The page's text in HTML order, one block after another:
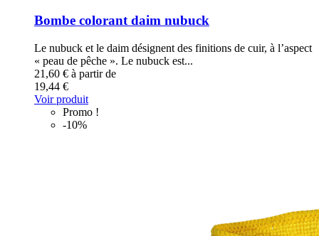
Bombe colorant daim nubuck
Le nubuck et le daim désignent des finitions de cuir, à l’aspect
« peau de pêche ». Le nubuck est...
21,60 € à partir de
19,44 €
Voir produit
Promo !
-10%